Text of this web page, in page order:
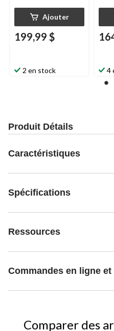
Ajouter
199,99 $
2 en stock 4
Produit Détails
Caractéristiques
Spécifications
Ressources
Commandes en ligne
Comparer des